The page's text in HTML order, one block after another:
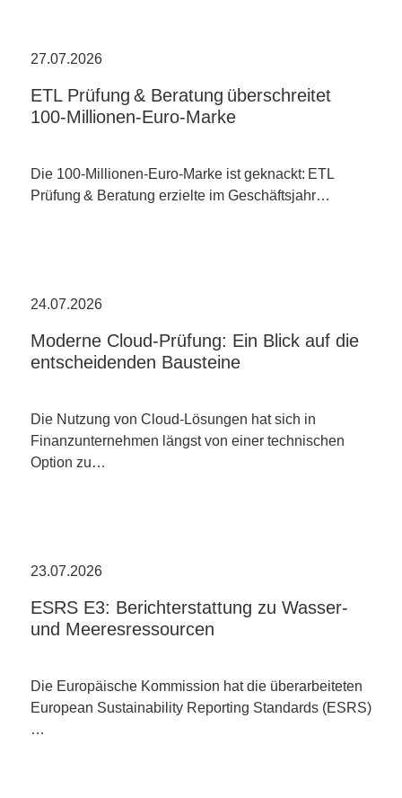
27.07.2026
ETL Prüfung & Beratung überschreitet
100-Millionen-Euro-Marke
Die 100-Millionen-Euro-Marke ist geknackt: ETL
Prüfung & Beratung erzielte im Geschäftsjahr…
24.07.2026
Moderne Cloud-Prüfung: Ein Blick auf die
entscheidenden Bausteine
Die Nutzung von Cloud-Lösungen hat sich in
Finanzunternehmen längst von einer technischen
Option zu…
23.07.2026
ESRS E3: Berichterstattung zu Wasser-
und Meeresressourcen
Die Europäische Kommission hat die überarbeiteten
European Sustainability Reporting Standards (ESRS)
…